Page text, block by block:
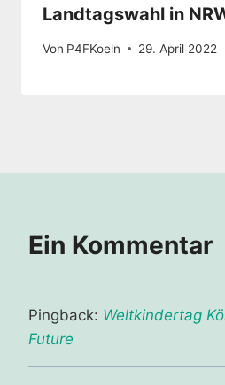
Landtagswahl in
Von P4FKoeln 29. April 2022
Ein Kommentar
Pingback: Weltkindertag
Future